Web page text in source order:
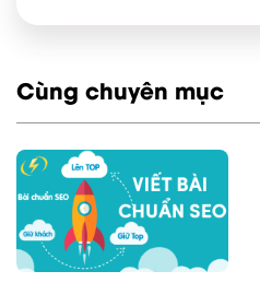
Cùng chuyên mục